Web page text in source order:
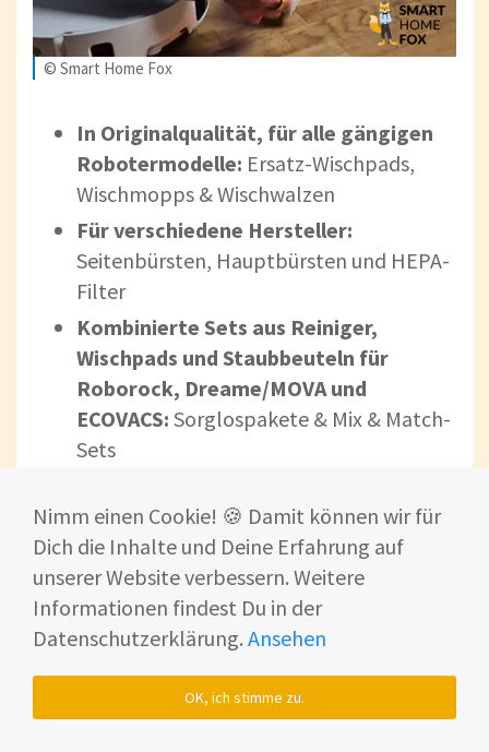
© Smart Home Fox
In Originalqualität, für alle gängigen
Robotermodelle: Ersatz-Wischpads,
Wischmopps & Wischwalzen
Für verschiedene Hersteller:
Seitenbürsten, Hauptbürsten und HEPA-
Filter
Kombinierte Sets aus Reiniger,
Wischpads und Staubbeuteln für
Roborock, Dreame/MOVA und
ECOVACS: Sorglospakete & Mix & Match-
Sets
Tipp: Welches Zubehör für Deinen
Roborock passt und was es kostet,
findest Du in unserer Übersicht zu
Roborock Ersatzteile & Zubehör
FÜR WISCHROBOTER
Nimm einen Cookie! 🍪 Damit können wir für
Dich die Inhalte und Deine Erfahrung auf
unserer Website verbessern. Weitere
Informationen findest Du in der
Datenschutzerklärung. Ansehen
OK, ich stimme zu.